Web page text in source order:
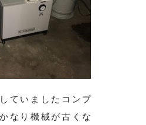
ていましたコンプ
なり機械が古くな